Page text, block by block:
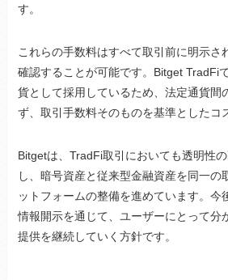
す。
これらの手数料はすべて取引前に明示さ
確認することが可能です。Bitget TradFi
貨として採用しているため、法定通貨間
ず、取引手数料そのものを基準としたコ
Bitgetは、TradFi取引においても透明性
し、暗号資産と従来型金融資産を同一の
ットフォームの整備を進めています。今
情報開示を通じて、ユーザーにとって分
提供を継続していく方針です。